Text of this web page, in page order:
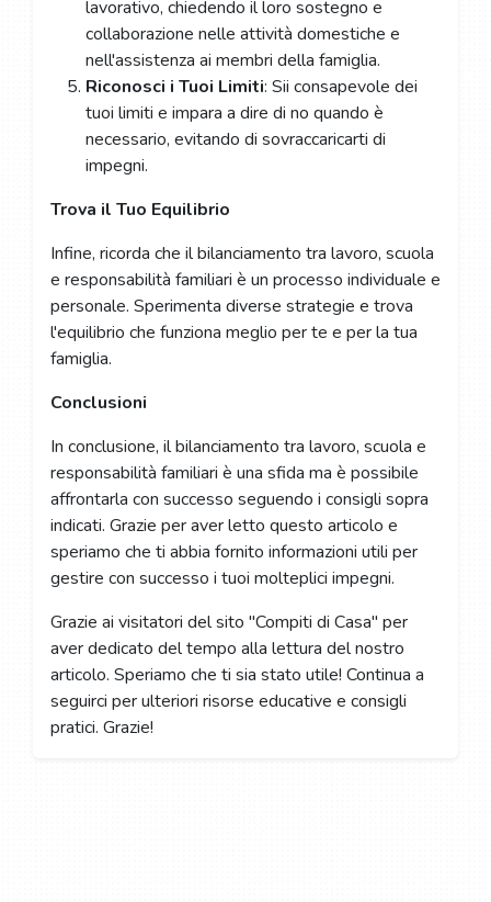
lavorativo, chiedendo il loro sostegno e
collaborazione nelle attività domestiche e
nell'assistenza ai membri della famiglia.
Riconosci i Tuoi Limiti: Sii consapevole dei
tuoi limiti e impara a dire di no quando è
necessario, evitando di sovraccaricarti di
impegni.
Trova il Tuo Equilibrio
Infine, ricorda che il bilanciamento tra lavoro, scuola
e responsabilità familiari è un processo individuale e
personale. Sperimenta diverse strategie e trova
l'equilibrio che funziona meglio per te e per la tua
famiglia.
Conclusioni
In conclusione, il bilanciamento tra lavoro, scuola e
responsabilità familiari è una sfida ma è possibile
affrontarla con successo seguendo i consigli sopra
indicati. Grazie per aver letto questo articolo e
speriamo che ti abbia fornito informazioni utili per
gestire con successo i tuoi molteplici impegni.
Grazie ai visitatori del sito "Compiti di Casa" per
aver dedicato del tempo alla lettura del nostro
articolo. Speriamo che ti sia stato utile! Continua a
seguirci per ulteriori risorse educative e consigli
pratici. Grazie!